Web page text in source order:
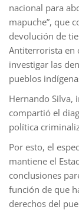
nacional para
mapuche”, que
devolución de
Antiterrorista en
investigar las
pueblos
Hernando Silva,
compartió el
política
Por esto, el
mantiene el
conclusiones
función de que
derechos del